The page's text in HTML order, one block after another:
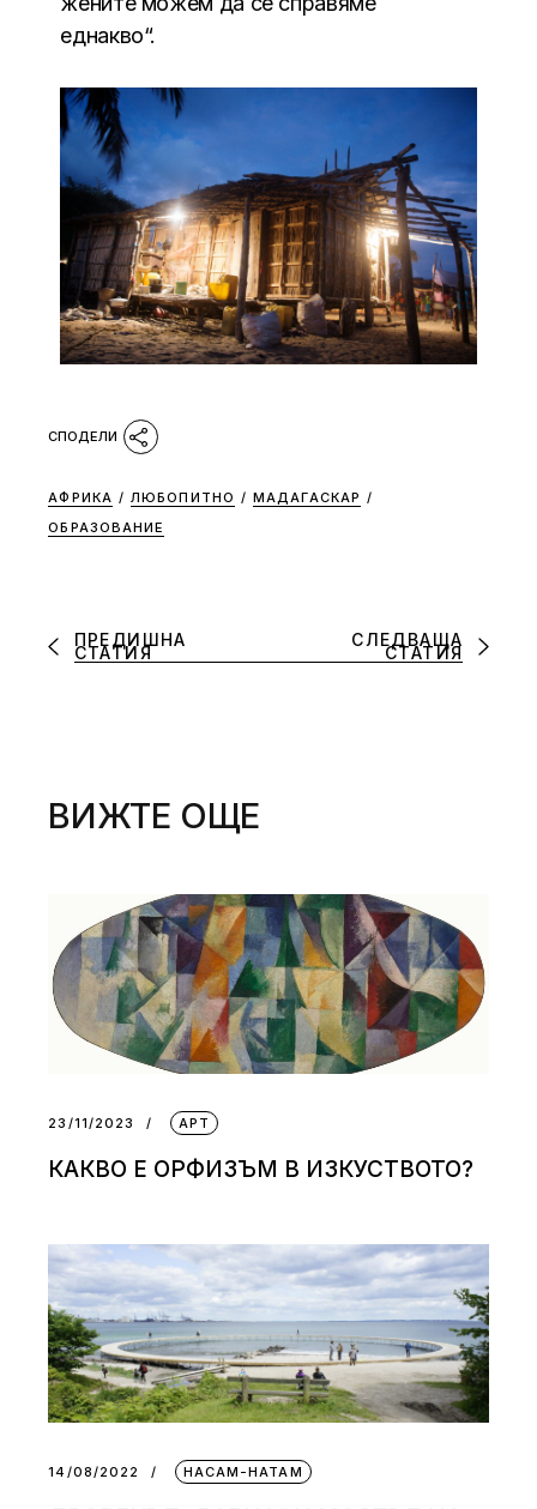
еднакво“.
АФРИКА / ЛЮБОПИТНО / МАДАГАСКАР /
ОБРАЗОВАНИЕ
ПРЕДИШНА
СТАТИЯ
СЛЕДВАЩА
СТАТИЯ
ВИЖТЕ ОЩЕ
23/11/2023 АРТ
КАКВО Е ОРФИЗЪМ В ИЗКУСТВОТО?
14/08/2022 НАСАМ-НАТАМ